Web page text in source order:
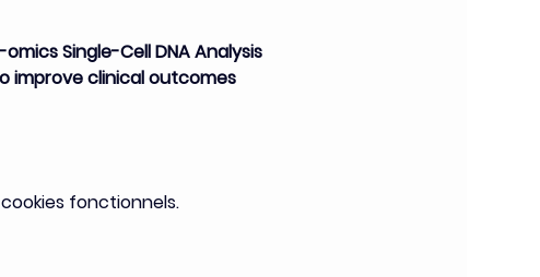
Single-Cell DNA Analysis
improve clinical outcomes
fonctionnels.